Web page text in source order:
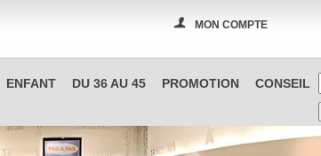
MON COMPTE
ENFANT DU 36 AU 45 PROMOTION CONSEIL